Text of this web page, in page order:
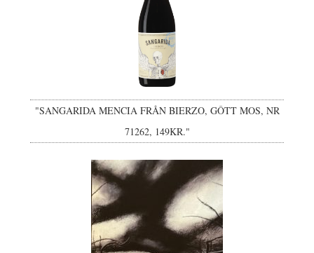
"SANGARIDA MENCIA FRÅN BIERZO, GÔTT MOS, NR
71262, 149KR."